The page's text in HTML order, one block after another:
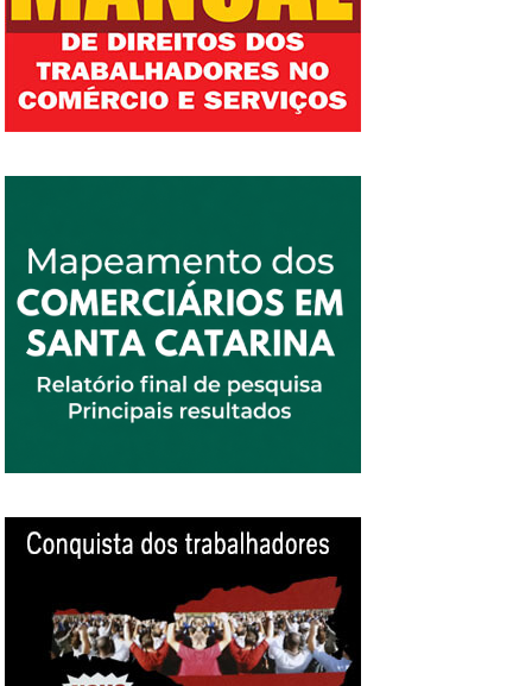
financeiras do Brasil, para 2025 o
crescimento do Produto Interno Bruto (PIB) é
estimado em 2,04%. Fonte: Estela Benetti,
NSC, 24 de janeiro de...